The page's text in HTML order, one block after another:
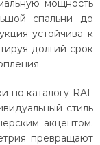
мощность
спальни до
устойчива к
долгий срок
по каталогу RAL
стиль
акцентом.
превращают